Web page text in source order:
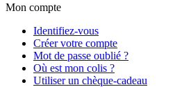
Mon compte
Identifiez-vous
Créer votre compte
Mot de passe oublié ?
Où est mon colis ?
Utiliser un chèque-cadeau